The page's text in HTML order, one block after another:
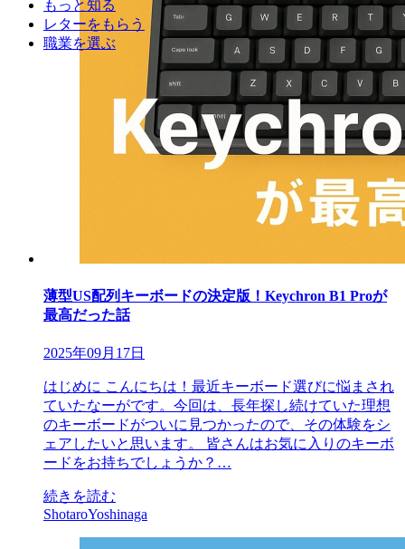
もっと知る
レターをもらう
職業を選ぶ
薄型US配列キーボードの決定版！Keychron B1 Proが
最高だった話
2025年09月17日
はじめに こんにちは！最近キーボード選びに悩まされ
ていたなーがです。今回は、長年探し続けていた理想
のキーボードがついに見つかったので、その体験をシ
ェアしたいと思います。 皆さんはお気に入りのキーボ
ードをお持ちでしょうか？…
続きを読む
ShotaroYoshinaga